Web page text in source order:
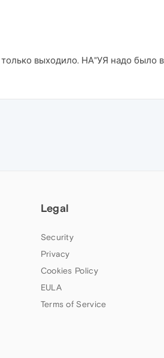
выходило. НА"УЯ надо было
Legal
Security
Privacy
Cookies Policy
EULA
Terms of Service